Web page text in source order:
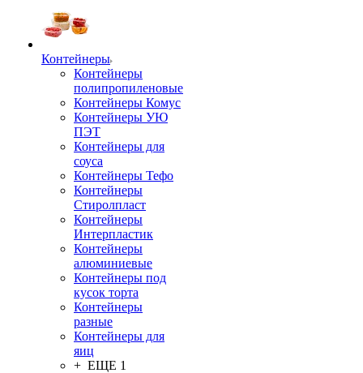
Контейнеры
Контейнеры
полипропиленовые
Контейнеры Комус
Контейнеры УЮ
ПЭТ
Контейнеры для
соуса
Контейнеры Тефо
Контейнеры
Стиролпласт
Контейнеры
Интерпластик
Контейнеры
алюминиевые
Контейнеры под
кусок торта
Контейнеры
разные
Контейнеры для
яиц
+ ЕЩЕ 1